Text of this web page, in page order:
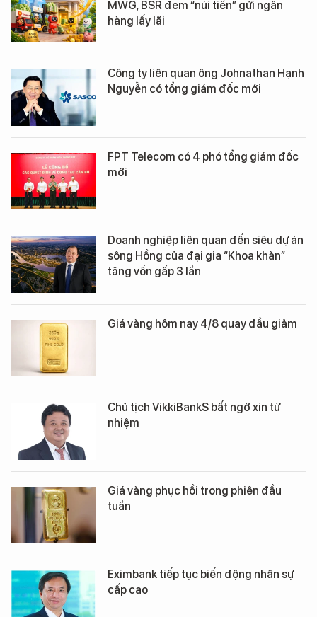
MWG, BSR đem “núi tiền” gửi ngân
hàng lấy lãi
Công ty liên quan ông Johnathan Hạnh
Nguyễn có tổng giám đốc mới
FPT Telecom có 4 phó tổng giám đốc
mới
Doanh nghiệp liên quan đến siêu dự án
sông Hồng của đại gia “Khoa khàn”
tăng vốn gấp 3 lần
Giá vàng hôm nay 4/8 quay đầu giảm
Chủ tịch VikkiBankS bất ngờ xin từ
nhiệm
Giá vàng phục hồi trong phiên đầu
tuần
Eximbank tiếp tục biến động nhân sự
cấp cao